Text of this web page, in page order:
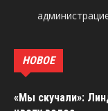
НОВОЕ
«Мы скучали»: